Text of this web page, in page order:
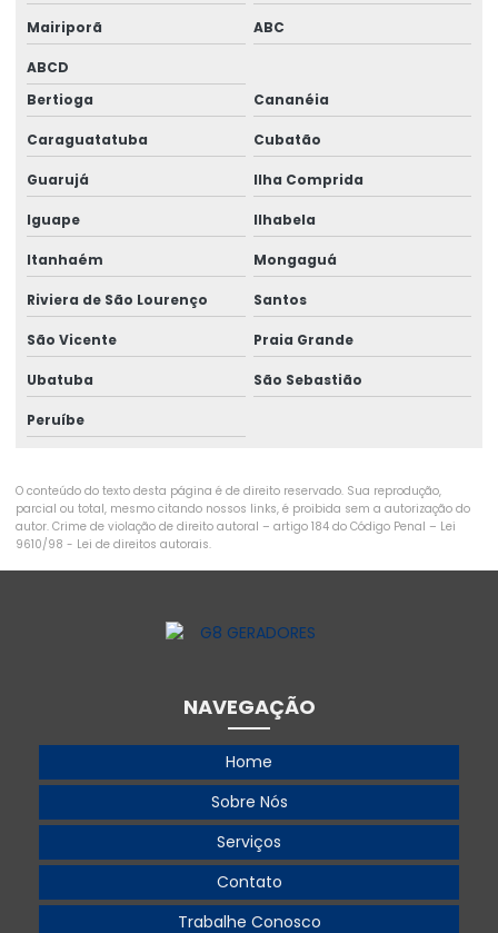
Gerador 120 kva diesel
Gerador 120 kva preço
Gerador 140 kva
Gerador 140 kva preço
Gerador 150 kva aluguel
Gerador 150 kva diesel
Gerador 180 kva
Gerador 180 kva aluguel
Gerador 220 kva
Gerador 220v
Gerador 220v diesel
Gerador 500
Gerador 500 kva
Mairiporã ABC
ABCD
Bertioga
Cananéia
Caraguatatuba Cubatão
Guarujá Ilha Comprida
Iguape Ilhabela
Itanhaém Mongaguá
Riviera de São Lourenço Santos
São Vicente Praia Grande
Ubatuba São Sebastião
Peruíbe
O conteúdo do texto desta página é de direito reservado. Sua reprodução,
parcial ou total, mesmo citando nossos links, é proibida sem a autorização do
autor. Crime de violação de direito autoral – artigo 184 do Código Penal – Lei
9610/98 - Lei de direitos autorais.
NAVEGAÇÃO
Home
Sobre Nós
Serviços
Contato
Trabalhe Conosco